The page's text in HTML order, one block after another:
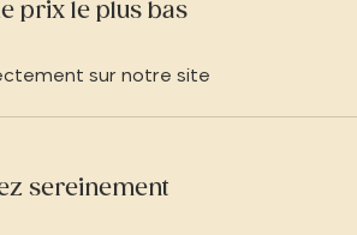
prix le plus bas
sur notre site
sereinement